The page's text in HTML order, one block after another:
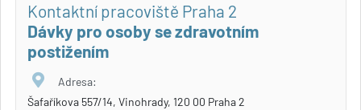
Kontaktní pracoviště Praha 2
Dávky pro osoby se zdravotním
postižením
Adresa:
Šafaříkova 557/14, Vinohrady, 120 00 Praha 2